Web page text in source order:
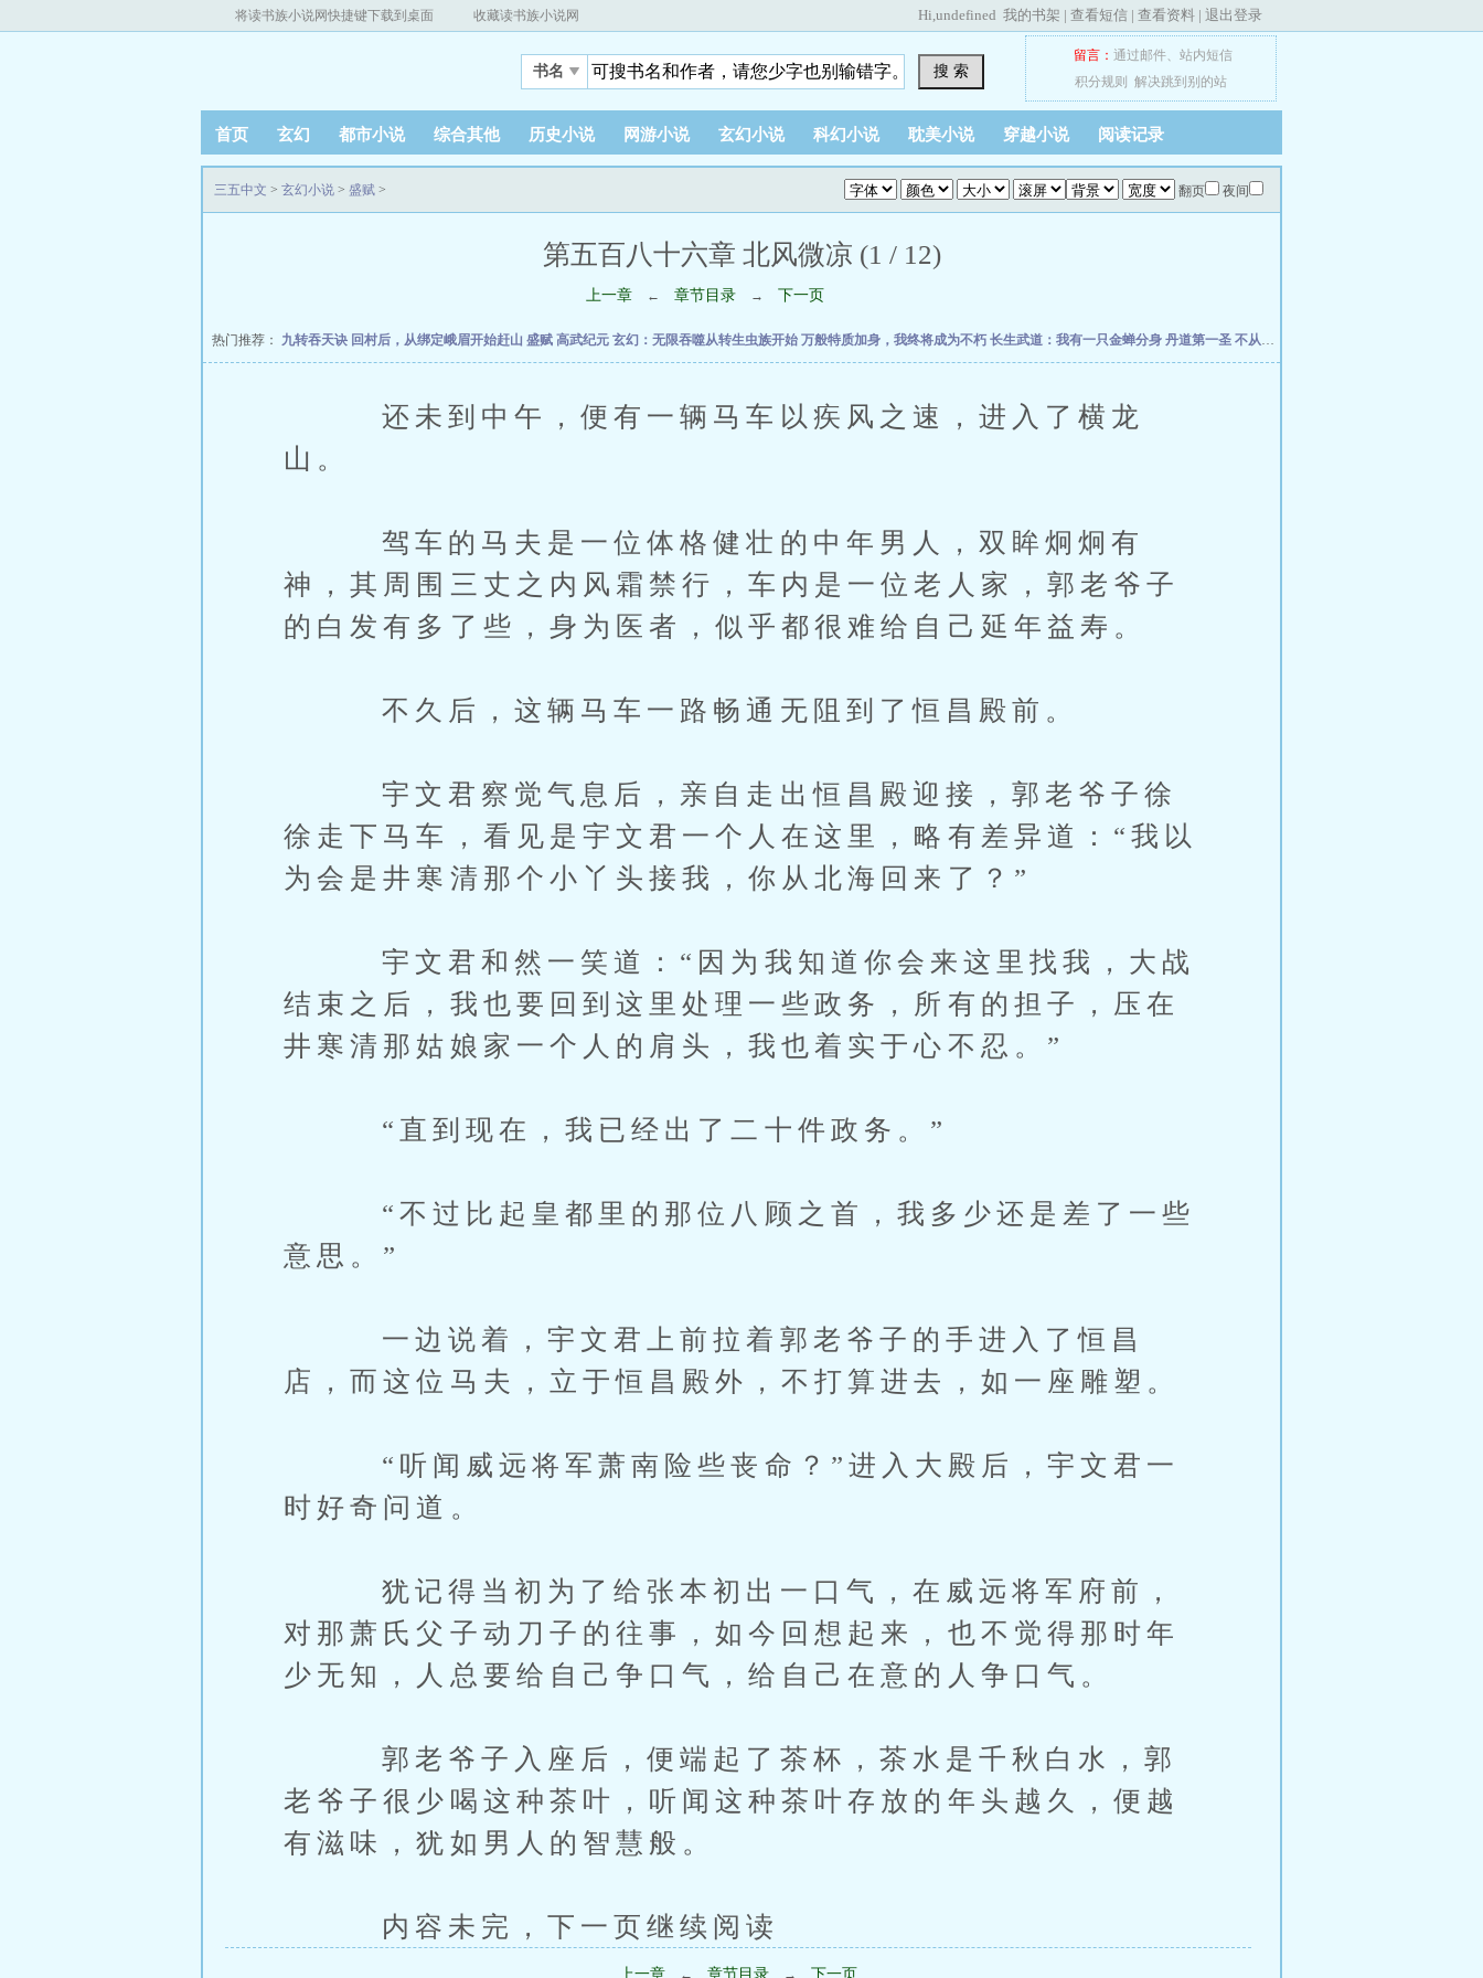
将读书族小说网快捷键下载到桌面 收藏读书族小说网 Hi,undefined 我的书架 | 查看短信 | 查看资料 | 退出登录
书名 搜 索
留言： 通过邮件、 站内短信
积分规则
解决跳到别的站
首页 玄幻 都市小说 综合其他 历史小说 网游小说 玄幻小说 科幻小说 耽美小说 穿越小说 阅读记录
翻页 夜间
三五中文 > 玄幻小说 > 盛赋 >
第五百八十六章 北风微凉 (1 / 12)
上一章 ← 章节目录 → 下一页
热门推荐： 九转吞天诀 回村后，从绑定峨眉开始赶山 盛赋 高武纪元 玄幻：无限吞噬从转生虫族开始 万般特质加身，我终将成为不朽 长生武道：我有一只金蝉分身 丹道第一圣 不从圣
还未到中午，便有一辆马车以疾风之速，进入了横龙
山。
驾车的马夫是一位体格健壮的中年男人，双眸炯炯有
神，其周围三丈之内风霜禁行，车内是一位老人家，郭老爷子
的白发有多了些，身为医者，似乎都很难给自己延年益寿。
不久后，这辆马车一路畅通无阻到了恒昌殿前。
宇文君察觉气息后，亲自走出恒昌殿迎接，郭老爷子徐
徐走下马车，看见是宇文君一个人在这里，略有差异道：“我以
为会是井寒清那个小丫头接我，你从北海回来了？”
宇文君和然一笑道：“因为我知道你会来这里找我，大战
结束之后，我也要回到这里处理一些政务，所有的担子，压在
井寒清那姑娘家一个人的肩头，我也着实于心不忍。”
“直到现在，我已经出了二十件政务。”
“不过比起皇都里的那位八顾之首，我多少还是差了一些
意思。”
一边说着，宇文君上前拉着郭老爷子的手进入了恒昌
店，而这位马夫，立于恒昌殿外，不打算进去，如一座雕塑。
“听闻威远将军萧南险些丧命？”进入大殿后，宇文君一
时好奇问道。
犹记得当初为了给张本初出一口气，在威远将军府前，
对那萧氏父子动刀子的往事，如今回想起来，也不觉得那时年
少无知，人总要给自己争口气，给自己在意的人争口气。
郭老爷子入座后，便端起了茶杯，茶水是千秋白水，郭
老爷子很少喝这种茶叶，听闻这种茶叶存放的年头越久，便越
有滋味，犹如男人的智慧般。
内容未完，下一页继续阅读
上一章 ← 章节目录 → 下一页